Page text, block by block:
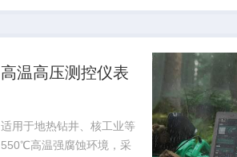
高温高压测控仪表
适用于地热钻井、核工业等
550℃高温强腐蚀环境，采